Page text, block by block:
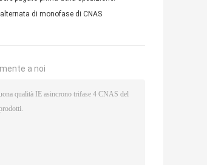
di monofase di CNAS
a noi